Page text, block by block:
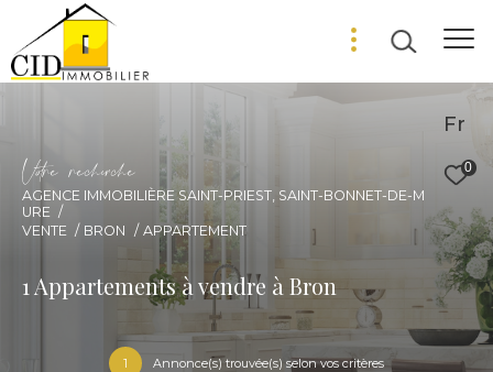
Fr
0
Vore recece
AGENCE IMMOBILIÈRE SAINT-PRIEST, SAINT-BONNET-DE-M
URE
VENTE
BRON APPARTEMENT
1 Appartements à vendre à Bron
1 Annonce(s) trouvée(s) selon vos critères